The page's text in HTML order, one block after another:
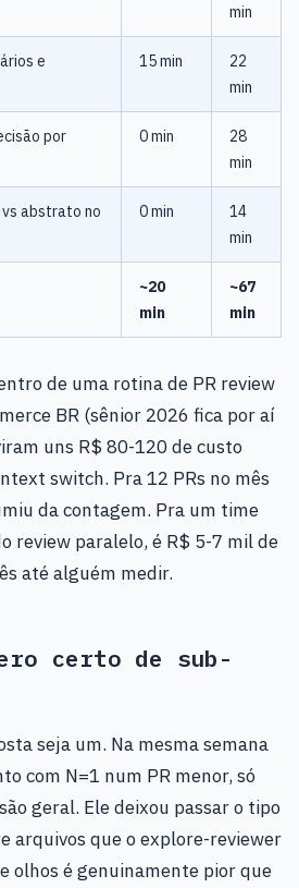
min
e
15 min
22
min
por
0 min
28
min
abstrato no
0 min
14
min
~20
min
~67
min
de uma rotina de PR review
BR (sênior 2026 fica por aí
uns R$ 80-120 de custo
switch. Pra 12 PRs no mês
da contagem. Pra um time
review paralelo, é R$ 5-7 mil de
até alguém medir.
certo de sub-
seja um. Na mesma semana
com N=1 num PR menor, só
geral. Ele deixou passar o tipo
arquivos que o explore-reviewer
olhos é genuinamente pior que